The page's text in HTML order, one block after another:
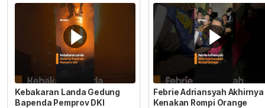
Kebakaran Landa Gedung
Bapenda Pemprov DKI
Febrie Adriansyah Akhirnya
Kenakan Rompi Orange